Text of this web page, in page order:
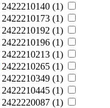
2422210140 (1)
2422210173 (1)
2422210192 (1)
2422210196 (1)
2422210213 (1)
2422210265 (1)
2422210349 (1)
2422210445 (1)
2422220087 (1)